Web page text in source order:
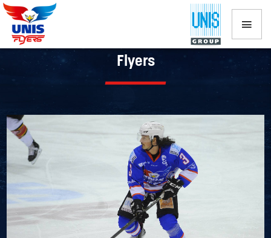
Dinslaken Kobras te sterk voor UNIS
Flyers